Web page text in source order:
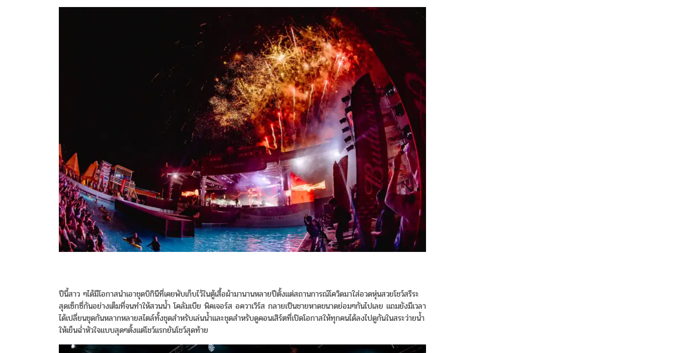
ปีนี้สาว ๆได้มีโอกาสนำเอาชุดบิกินีที่เคยพับเก็บไว้ในตู้เสื้อผ้ามานานหลายปีตั้งแต่สถานการณ์โควิดมาใส่อวดหุ่นสวยโชว์สรีระ
สุดเซ็กซี่กันอย่างเต็มที่จนทำให้สวนน้ำ โคลัมเบีย พิคเจอร์ส อควาเวิร์ส กลายเป็นชายหาดขนาดย่อมๆกันไปเลย แถมยังมีเวลา
ได้เปลี่ยนชุดกันหลากหลายสไตล์ทั้งชุดสำหรับเล่นน้ำและชุดสำหรับดูคอนเสิร์ตที่เปิดโอกาสให้ทุกคนได้ลงไปดูกันในสระว่ายน้ำ
ให้เย็นฉ่ำหัวใจแบบสุดๆตั้งแต่โชว์แรกยันโชว์สุดท้าย